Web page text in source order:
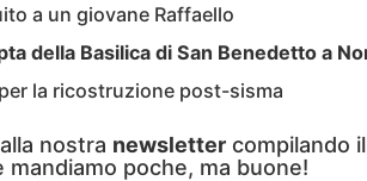
a un giovane Raffaello
della Basilica di San Benedetto a
la ricostruzione post-sisma
alla nostra newsletter compilando il
mandiamo poche, ma buone!